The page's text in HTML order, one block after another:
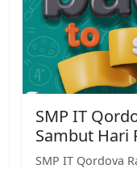
SMP IT
Sambut Hari
SMP IT Qordova